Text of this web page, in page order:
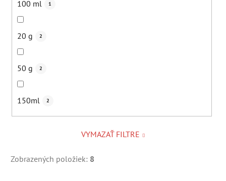
100 ml 1
20 g 2
50 g 2
150ml 2
VYMAZAŤ FILTRE
Zobrazených položiek: 8